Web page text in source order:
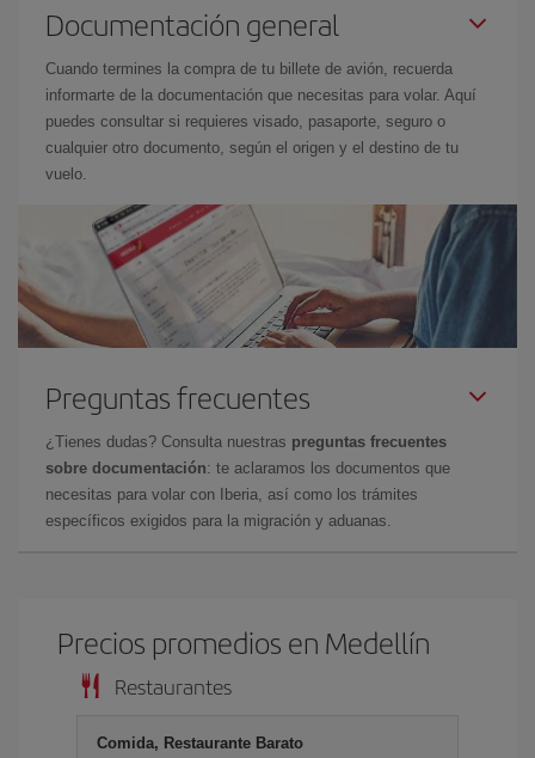
Documentación general
Cuando termines la compra de tu billete de avión, recuerda
informarte de la documentación que necesitas para volar. Aquí
puedes consultar si requieres visado, pasaporte, seguro o
cualquier otro documento, según el origen y el destino de tu
vuelo.
Preguntas frecuentes
¿Tienes dudas? Consulta nuestras preguntas frecuentes
sobre documentación: te aclaramos los documentos que
necesitas para volar con Iberia, así como los trámites
específicos exigidos para la migración y aduanas.
Precios promedios en Medellín
Restaurantes
Comida, Restaurante Barato